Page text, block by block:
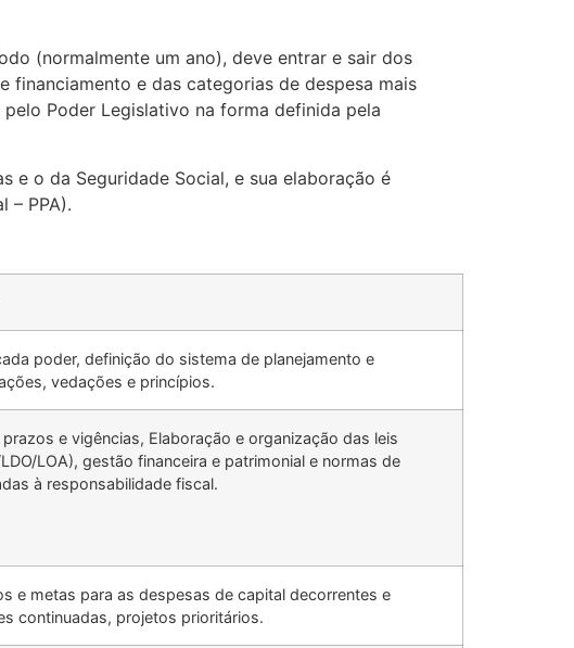
(normalmente um ano), deve entrar e sair dos
e das categorias de despesa mais
Poder Legislativo na forma definida pela
e o da Seguridade Social, e sua elaboração é
– PPA).
poder, definição do sistema de planejamento e
vedações e princípios.
e vigências, Elaboração e organização das leis
LOA), gestão financeira e patrimonial e normas de
à responsabilidade fiscal.
e metas para as despesas de capital decorrentes e
continuadas, projetos prioritários.